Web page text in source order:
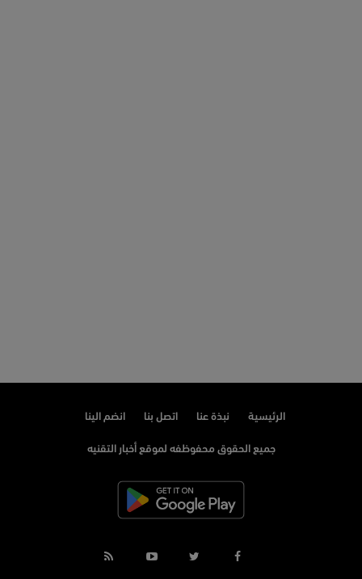
الرئيسية نبذة عنا اتصل بنا
انضم الينا
جميع الحقوق محفوظفه لموقع أخبار التقنيه